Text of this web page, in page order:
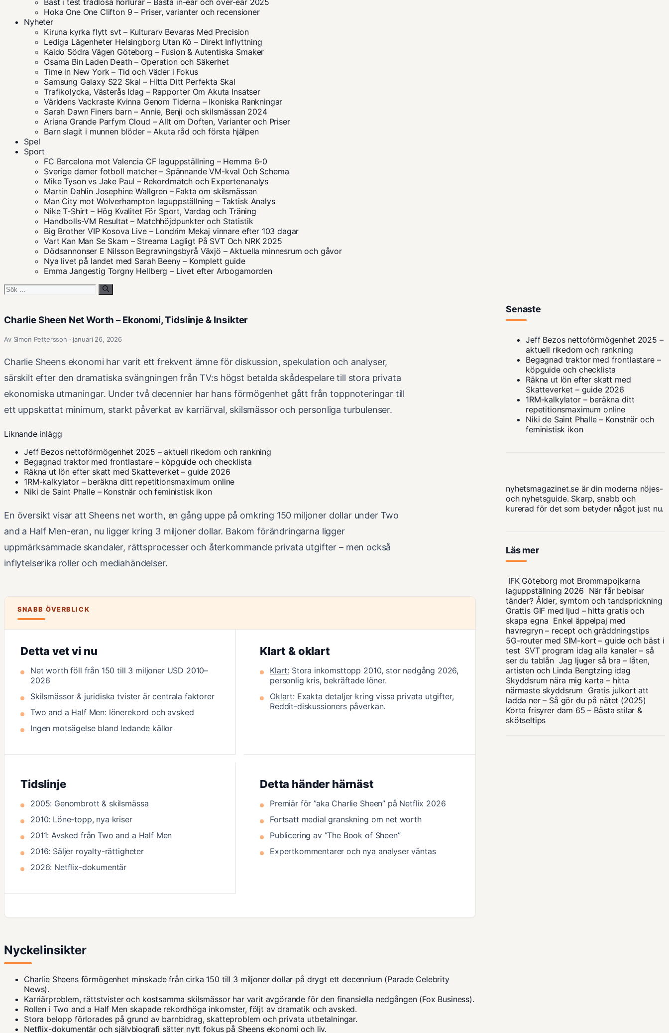
Bäst i test trådlösa hörlurar – Bästa in-ear och over-ear 2025
Hoka One One Clifton 9 – Priser, varianter och recensioner
Nyheter
Kiruna kyrka flytt svt – Kulturarv Bevaras Med Precision
Lediga Lägenheter Helsingborg Utan Kö – Direkt Inflyttning
Kaido Södra Vägen Göteborg – Fusion & Autentiska Smaker
Osama Bin Laden Death – Operation och Säkerhet
Time in New York – Tid och Väder i Fokus
Samsung Galaxy S22 Skal – Hitta Ditt Perfekta Skal
Trafikolycka, Västerås Idag – Rapporter Om Akuta Insatser
Världens Vackraste Kvinna Genom Tiderna – Ikoniska Rankningar
Sarah Dawn Finers barn – Annie, Benji och skilsmässan 2024
Ariana Grande Parfym Cloud – Allt om Doften, Varianter och Priser
Barn slagit i munnen blöder – Akuta råd och första hjälpen
Spel
Sport
FC Barcelona mot Valencia CF laguppställning – Hemma 6-0
Sverige damer fotboll matcher – Spännande VM-kval Och Schema
Mike Tyson vs Jake Paul – Rekordmatch och Expertenanalys
Martin Dahlin Josephine Wallgren – Fakta om skilsmässan
Man City mot Wolverhampton laguppställning – Taktisk Analys
Nike T-Shirt – Hög Kvalitet För Sport, Vardag och Träning
Handbolls-VM Resultat – Matchhöjdpunkter och Statistik
Big Brother VIP Kosova Live – Londrim Mekaj vinnare efter 103 dagar
Vart Kan Man Se Skam – Streama Lagligt På SVT Och NRK 2025
Dödsannonser E Nilsson Begravningsbyrå Växjö – Aktuella minnesrum och gåvor
Nya livet på landet med Sarah Beeny – Komplett guide
Emma Jangestig Torgny Hellberg – Livet efter Arbogamorden
Sök
Charlie Sheen Net Worth – Ekonomi, Tidslinje & Insikter
Av Simon Pettersson · januari 26, 2026
Charlie Sheens ekonomi har varit ett frekvent ämne för diskussion, spekulation och analyser,
särskilt efter den dramatiska svängningen från TV:s högst betalda skådespelare till stora privata
ekonomiska utmaningar. Under två decennier har hans förmögenhet gått från toppnoteringar till
ett uppskattat minimum, starkt påverkat av karriärval, skilsmässor och personliga turbulenser.
Liknande inlägg
Jeff Bezos nettoförmögenhet 2025 – aktuell rikedom och rankning
Begagnad traktor med frontlastare – köpguide och checklista
Räkna ut lön efter skatt med Skatteverket – guide 2026
1RM-kalkylator – beräkna ditt repetitionsmaximum online
Niki de Saint Phalle – Konstnär och feministisk ikon
En översikt visar att Sheens net worth, en gång uppe på omkring 150 miljoner dollar under Two
and a Half Men-eran, nu ligger kring 3 miljoner dollar. Bakom förändringarna ligger
uppmärksammade skandaler, rättsprocesser och återkommande privata utgifter – men också
inflytelserika roller och mediahändelser.
SNABB ÖVERBLICK
Detta vet vi nu
Net worth föll från 150 till 3 miljoner USD 2010–
2026
Skilsmässor & juridiska tvister är centrala faktorer
Two and a Half Men: lönerekord och avsked
Ingen motsägelse bland ledande källor
Klart & oklart
Klart: Stora inkomsttopp 2010, stor nedgång 2026,
personlig kris, bekräftade löner.
Oklart: Exakta detaljer kring vissa privata utgifter,
Reddit-diskussioners påverkan.
Tidslinje
2005: Genombrott & skilsmässa
2010: Löne-topp, nya kriser
2011: Avsked från Two and a Half Men
2016: Säljer royalty-rättigheter
2026: Netflix-dokumentär
Detta händer härnäst
Premiär för ”aka Charlie Sheen” på Netflix 2026
Fortsatt medial granskning om net worth
Publicering av ”The Book of Sheen”
Expertkommentarer och nya analyser väntas
Nyckelinsikter
Charlie Sheens förmögenhet minskade från cirka 150 till 3 miljoner dollar på drygt ett decennium (Parade Celebrity
News).
Karriärproblem, rättstvister och kostsamma skilsmässor har varit avgörande för den finansiella nedgången (Fox Business).
Rollen i Two and a Half Men skapade rekordhöga inkomster, följt av dramatik och avsked.
Stora belopp förlorades på grund av barnbidrag, skatteproblem och privata utbetalningar.
Netflix-dokumentär och självbiografi sätter nytt fokus på Sheens ekonomi och liv.
Senaste
Jeff Bezos nettoförmögenhet 2025 –
aktuell rikedom och rankning
Begagnad traktor med frontlastare –
köpguide och checklista
Räkna ut lön efter skatt med
Skatteverket – guide 2026
1RM-kalkylator – beräkna ditt
repetitionsmaximum online
Niki de Saint Phalle – Konstnär och
feministisk ikon
nyhetsmagazinet.se är din moderna nöjes-
och nyhetsguide. Skarp, snabb och
kurerad för det som betyder något just nu.
Läs mer
IFK Göteborg mot Brommapojkarna
laguppställning 2026 När får bebisar
tänder? Ålder, symtom och tandsprickning
Grattis GIF med ljud – hitta gratis och
skapa egna Enkel äppelpaj med
havregryn – recept och gräddningstips
5G-router med SIM-kort – guide och bäst i
test SVT program idag alla kanaler – så
ser du tablån Jag ljuger så bra – låten,
artisten och Linda Bengtzing idag
Skyddsrum nära mig karta – hitta
närmaste skyddsrum Gratis julkort att
ladda ner – Så gör du på nätet (2025)
Korta frisyrer dam 65 – Bästa stilar &
skötseltips